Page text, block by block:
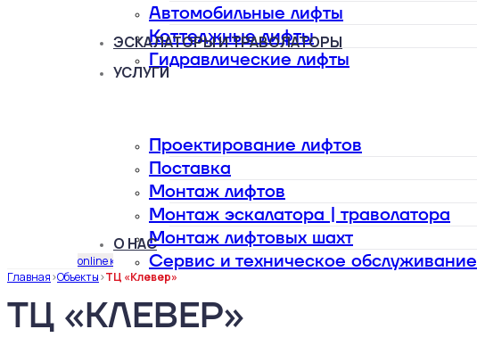
Автомобильные лифты
Коттеджные лифты
Гидравлические лифты
ЭСКАЛАТОРЫ И ТРАВОЛАТОРЫ
УСЛУГИ
Проектирование лифтов
Поставка
Монтаж лифтов
Монтаж эскалатора | траволатора
Монтаж лифтовых шахт
Сервис и техническое обслуживание
О НАС
online калькулятор
Главная>Объекты>ТЦ «Клевер»
ТЦ «КЛЕВЕР»